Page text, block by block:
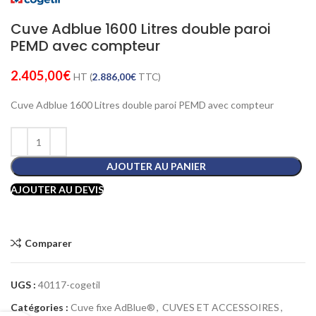
Cuve Adblue 1600 Litres double paroi
PEMD avec compteur
2.405,00€ HT (2.886,00€ TTC)
Cuve Adblue 1600 Litres double paroi PEMD avec compteur
AJOUTER AU PANIER
AJOUTER AU DEVIS
Comparer
UGS : 40117-cogetil
Catégories : Cuve fixe AdBlue®, CUVES ET ACCESSOIRES,